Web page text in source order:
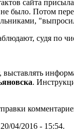
сайта
было. Потом
судя по
выставлять
.
04/2016 - 15:54.